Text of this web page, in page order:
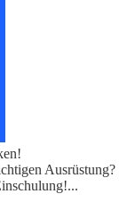
Ausrüstung?
...